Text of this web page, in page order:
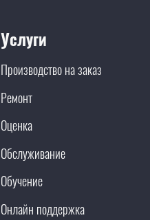
Услуги
Производство на заказ
Ремонт
Оценка
Обслуживание
Обучение
Онлайн поддержка